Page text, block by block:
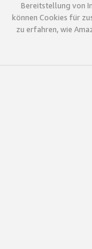
Bereitstellung von
können Cookies für
zu erfahren, wie